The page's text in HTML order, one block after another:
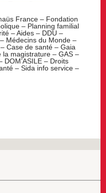
France – Fondation
– Planning familial
– Aides – DDU –
Médecins du Monde –
Case de santé – Gaia
la magistrature – GAS –
– Droits
– Sida info service –